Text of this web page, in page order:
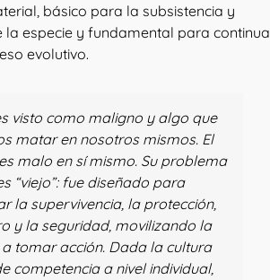
básico para la subsistencia y
la especie y fundamental para
evolutivo.
visto como maligno y algo que
matar en nosotros mismos. El
malo en sí mismo. Su problema
“viejo”: fue diseñado para
la supervivencia, la protección,
y la seguridad, movilizando la
tomar acción. Dada la cultura
competencia a nivel individual,